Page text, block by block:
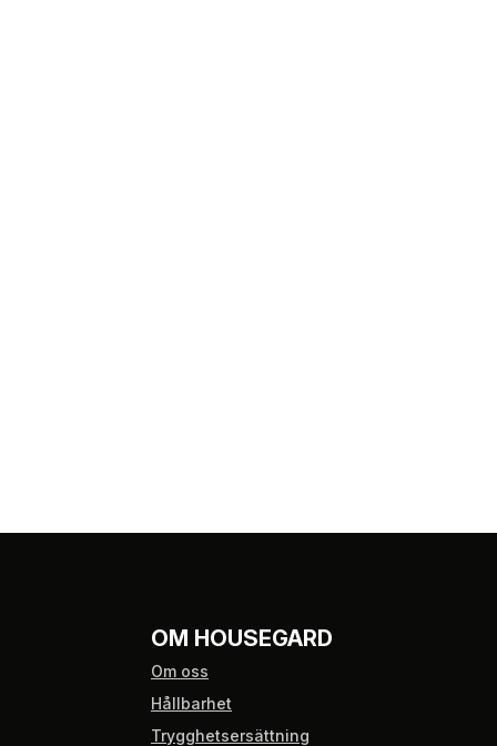
OM HOUSEGARD
Om oss
Hållbarhet
Trygghetsersättning